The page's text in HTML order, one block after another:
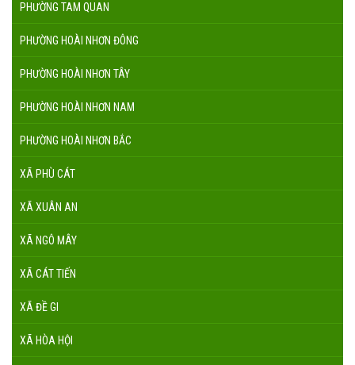
PHƯỜNG TAM QUAN
PHƯỜNG HOÀI NHƠN ĐÔNG
PHƯỜNG HOÀI NHƠN TÂY
PHƯỜNG HOÀI NHƠN NAM
PHƯỜNG HOÀI NHƠN BẮC
XÃ PHÙ CÁT
XÃ XUÂN AN
XÃ NGÔ MÂY
XÃ CÁT TIẾN
XÃ ĐỀ GI
XÃ HÒA HỘI